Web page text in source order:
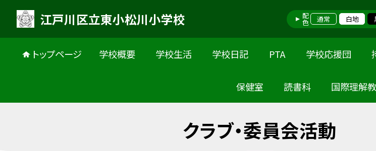
江戸川区立東小松川小学校 配色 通常 白地
トップページ 学校概要 学校生活 学校日記 PTA 学校応援団
保健室 読書科 国際理解
クラブ・委員会活動